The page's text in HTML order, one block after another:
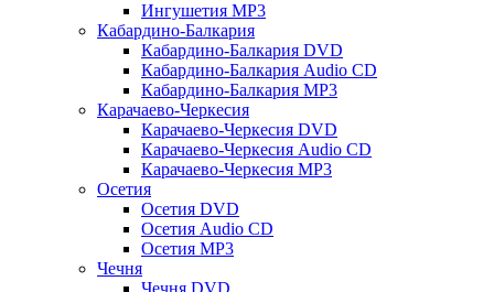
Ингушетия MP3
Кабардино-Балкария
Кабардино-Балкария DVD
Кабардино-Балкария Audio CD
Кабардино-Балкария MP3
Карачаево-Черкесия
Карачаево-Черкесия DVD
Карачаево-Черкесия Audio CD
Карачаево-Черкесия MP3
Осетия
Осетия DVD
Осетия Audio CD
Осетия MP3
Чечня
Чечня DVD